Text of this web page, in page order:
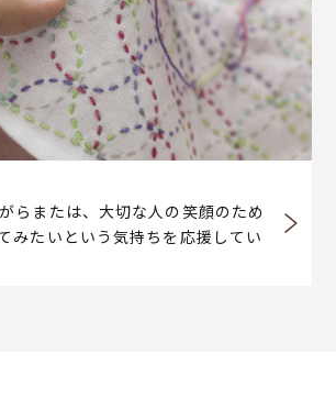
らまたは、大切な人の笑顔のため
みたいという気持ちを応援してい